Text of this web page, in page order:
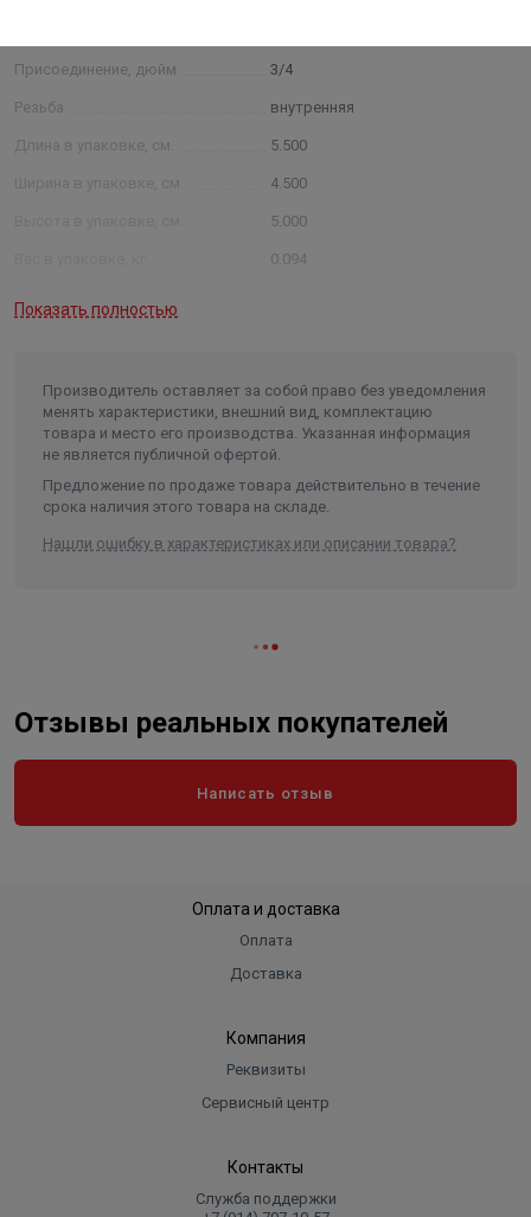
Присоединение, дюйм 3/4
Резьба внутренняя
Длина в упаковке, см. 5.500
4.500
5.000
0.094
Показать полностью
Производитель оставляет за собой право без уведомления
менять характеристики, внешний вид, комплектацию
товара и место его производства. Указанная информация
не является публичной офертой.
Предложение по продаже товара действительно в течение
срока наличия этого товара на складе.
Нашли ошибку в характеристиках или описании товара?
Отзывы реальных покупателей
Написать отзыв
Оплата и доставка
Оплата
Доставка
Компания
Реквизиты
Сервисный центр
Контакты
Служба поддержки